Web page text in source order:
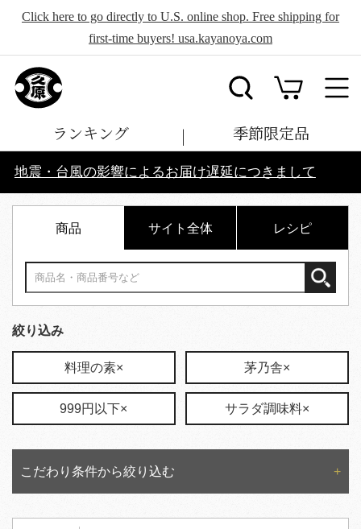
Click here to go directly to U.S. online shop. Free shipping for
first-time buyers! usa.kayanoya.com
ランキング 季節限定品
地震・台風の影響によるお届け遅延につきまして
商品 サイト全体 レシピ
絞り込み
料理の素× 茅乃舎×
999円以下× サラダ調味料×
こだわり条件から絞り込む